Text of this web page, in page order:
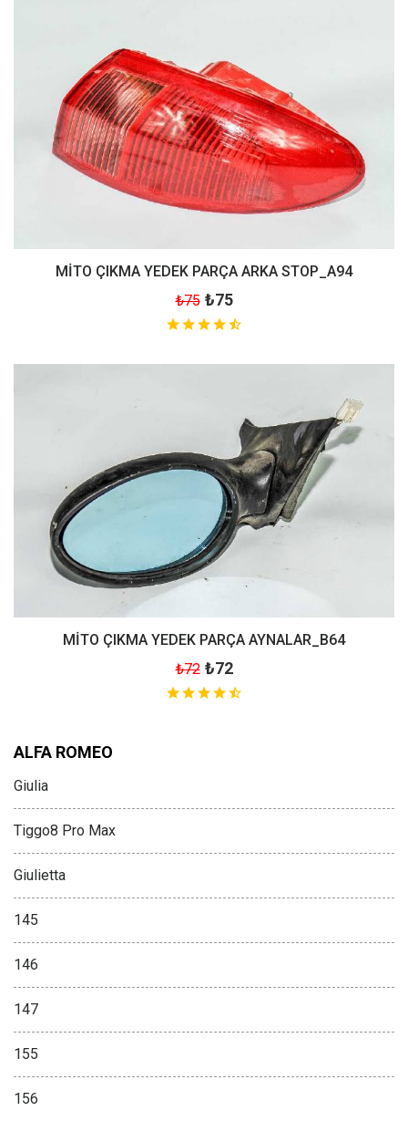
MİTO ÇIKMA YEDEK PARÇA ARKA STOP_A94
₺75 ₺75
MİTO ÇIKMA YEDEK PARÇA AYNALAR_B64
₺72 ₺72
ALFA ROMEO
Giulia
Tiggo8 Pro Max
Giulietta
145
146
147
155
156